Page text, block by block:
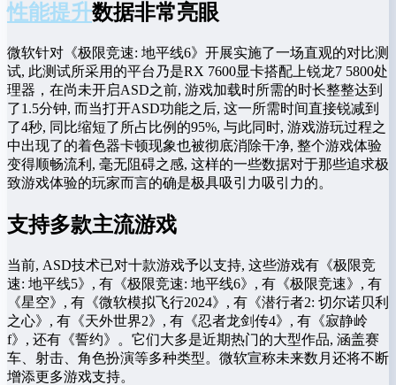
性能提升数据非常亮眼
微软针对《极限竞速: 地平线6》开展实施了一场直观的对比测
试, 此测试所采用的平台乃是RX 7600显卡搭配上锐龙7 5800处
理器，在尚未开启ASD之前, 游戏加载时所需的时长整整达到
了1.5分钟, 而当打开ASD功能之后, 这一所需时间直接锐减到
了4秒, 同比缩短了所占比例的95%, 与此同时, 游戏游玩过程之
中出现了的着色器卡顿现象也被彻底消除干净, 整个游戏体验
变得顺畅流利, 毫无阻碍之感, 这样的一些数据对于那些追求极
致游戏体验的玩家而言的确是极具吸引力吸引力的。
支持多款主流游戏
当前, ASD技术已对十款游戏予以支持, 这些游戏有《极限竞
速: 地平线5》, 有《极限竞速: 地平线6》, 有《极限竞速》, 有
《星空》, 有《微软模拟飞行2024》, 有《潜行者2: 切尔诺贝利
之心》, 有《天外世界2》, 有《忍者龙剑传4》, 有《寂静岭
f》, 还有《誓约》。它们大多是近期热门的大型作品, 涵盖赛
车、射击、角色扮演等多种类型。微软宣称未来数月还将不断
增添更多游戏支持。